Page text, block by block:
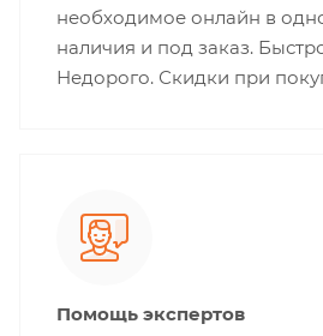
необходимое онлайн в
наличия и под заказ.
Недорого. Скидки при
Помощь экспертов